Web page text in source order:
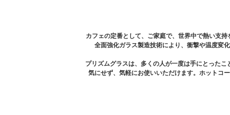
カフェの定番として、ご家庭で、世界中で熱い支
全面強化ガラス製造技術により、衝撃や温度変
プリズムグラスは、多くの人が一度は手にとった
気にせず、気軽にお使いいただけます。ホットコ